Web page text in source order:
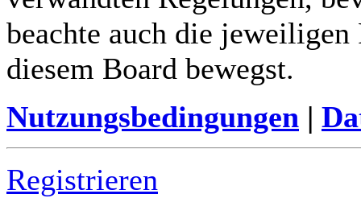
beachte auch die
diesem Board bewegst.
Nutzungsbedingungen |
Registrieren